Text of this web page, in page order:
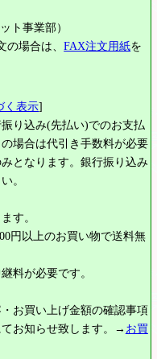
ト事業部）
の場合は、FAX注文用紙を
く表示]
り込み(先払い)でのお支払
場合は代引き手数料が必要
となります。銀行振り込み
。
す。
円 以上のお買い物で送料無
料が必要です。
お買い上げ金額の確認事項
お知らせ致します。→ お買